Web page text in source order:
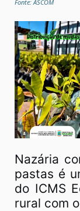
Fonte: ASCOM
Nazária
pastas é
do ICMS
rural com